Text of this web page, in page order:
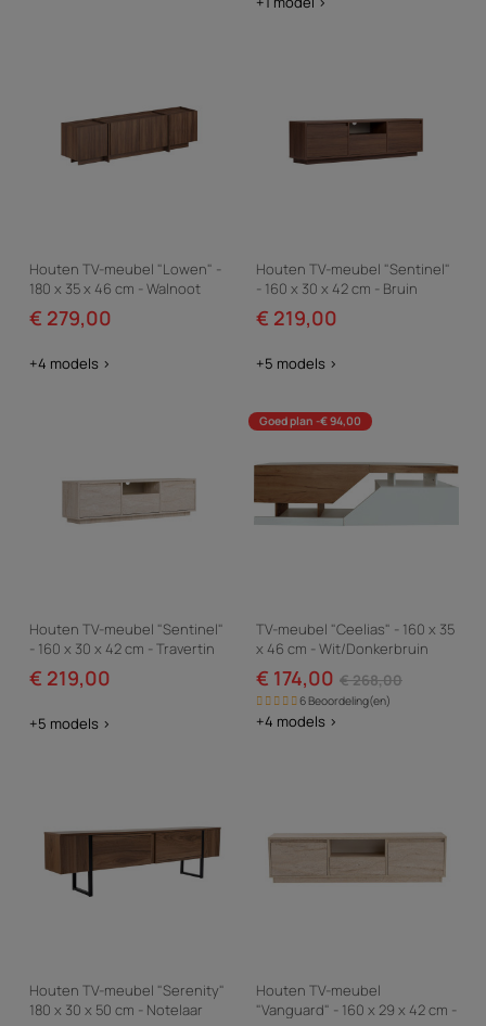
Houten TV-meubel "Lowen" -
180 x 35 x 46 cm - Walnoot
Milano
€ 279,00
+4 models >
Houten TV-meubel "Sentinel"
- 160 x 30 x 42 cm - Bruin
€ 219,00
+5 models >
Houten TV-meubel "Sentinel"
- 160 x 30 x 42 cm - Travertin
€ 219,00
+5 models >
Goed plan -€ 94,00
TV-meubel "Ceelias" - 160 x 35
x 46 cm - Wit/Donkerbruin
€ 174,00 € 268,00
6 Beoordeling(en)
+4 models >
Houten TV-meubel "Serenity"
180 x 30 x 50 cm - Notelaar
Houten TV-meubel
"Vanguard" - 160 x 29 x 42 cm -